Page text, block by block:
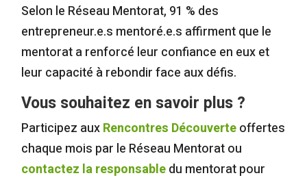
Selon le Réseau Mentorat, 91 % des
entrepreneur.e.s mentoré.e.s affirment que le
mentorat a renforcé leur confiance en eux et
leur capacité à rebondir face aux défis.
Vous souhaitez en savoir plus ?
Participez auxRencontres Découverteoffertes
chaque mois par le Réseau Mentorat ou
contactez la responsabledu mentorat pour